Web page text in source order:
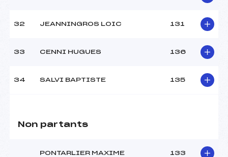
32 JEANNINGROS LOIC 131
33 CENNI HUGUES 136
34 SALVI BAPTISTE 135
Non partants
PONTARLIER MAXIME 133